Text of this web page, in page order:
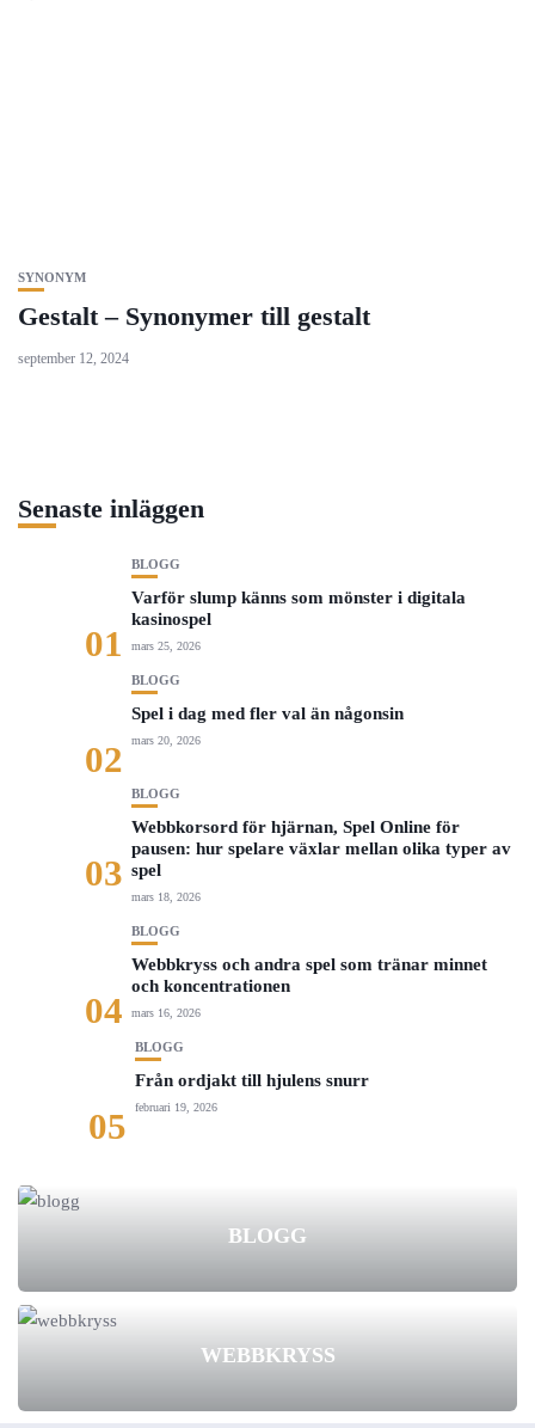
SYNONYM
Gestalt – Synonymer till gestalt
september 12, 2024
Senaste inläggen
01
BLOGG
Varför slump känns som mönster i digitala
kasinospel
mars 25, 2026
02
BLOGG
Spel i dag med fler val än någonsin
mars 20, 2026
03
BLOGG
Webbkorsord för hjärnan, Spel Online för
pausen: hur spelare växlar mellan olika typer av
spel
mars 18, 2026
04
BLOGG
Webbkryss och andra spel som tränar minnet
och koncentrationen
mars 16, 2026
05
BLOGG
Från ordjakt till hjulens snurr
februari 19, 2026
BLOGG
WEBBKRYSS